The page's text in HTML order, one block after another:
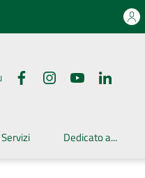
Dedicato a...